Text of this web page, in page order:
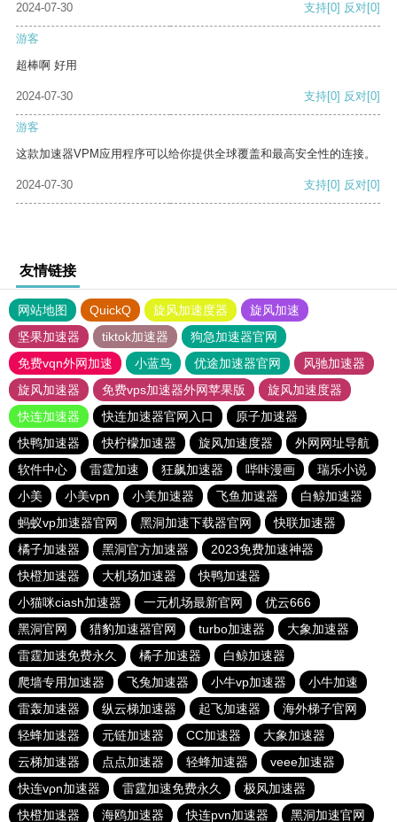
2024-07-30
支持[0] 反对[0]
游客
超棒啊 好用
2024-07-30 支持[0] 反对[0]
游客
这款加速器VPM应用程序可以给你提供全球覆盖和最高安全性的连接。
2024-07-30 支持[0] 反对[0]
友情链接
网站地图 QuickQ 旋风加速度器
旋风加速
坚果加速器
tiktok加速器
狗急加速器官网
免费vqn外网加速
小蓝鸟 优途加速器官网
风驰加速器
旋风加速器
免费vps加速器外网苹果版
旋风加速度器
快连加速器
快连加速器官网入口
原子加速器
快鸭加速器
快柠檬加速器 旋风加速度器
外网网址导航
软件中心
雷霆加速 狂飙加速器 哔咔漫画
瑞乐小说
小美
小美vpn 小美加速器 飞鱼加速器
白鲸加速器
蚂蚁vp加速器官网
黑洞加速下载器官网
快联加速器
橘子加速器
黑洞官方加速器
2023免费加速神器
快橙加速器
大机场加速器
快鸭加速器
小猫咪ciash加速器
一元机场最新官网
优云666
黑洞官网
猎豹加速器官网 turbo加速器
大象加速器
雷霆加速免费永久
橘子加速器
白鲸加速器
爬墙专用加速器
飞兔加速器 小牛vp加速器
小牛加速
雷轰加速器
纵云梯加速器 起飞加速器
海外梯子官网
轻蜂加速器
元链加速器 CC加速器
大象加速器
云梯加速器
点点加速器 轻蜂加速器
veee加速器
快连vρn加速器
雷霆加速免费永久
极风加速器
快橙加速器
海鸥加速器 快连pvn加速器 黑洞加速官网